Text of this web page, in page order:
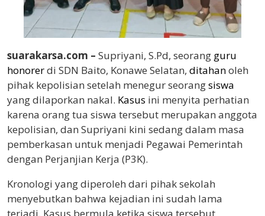
suarakarsa.com – Supriyani, S.Pd, seorang guru
honorerdi SDN Baito, Konawe Selatan, ditahanoleh
pihak kepolisian setelah menegur seorangsiswa
yang dilaporkan nakal. Kasus ini menyita perhatian
karena orang tua siswa tersebut merupakan anggota
kepolisian, dan Supriyani kini sedang dalam masa
pemberkasan untuk menjadi Pegawai Pemerintah
dengan Perjanjian Kerja (P3K).
Kronologi yang diperoleh dari pihak sekolah
menyebutkan bahwa kejadian ini sudah lama